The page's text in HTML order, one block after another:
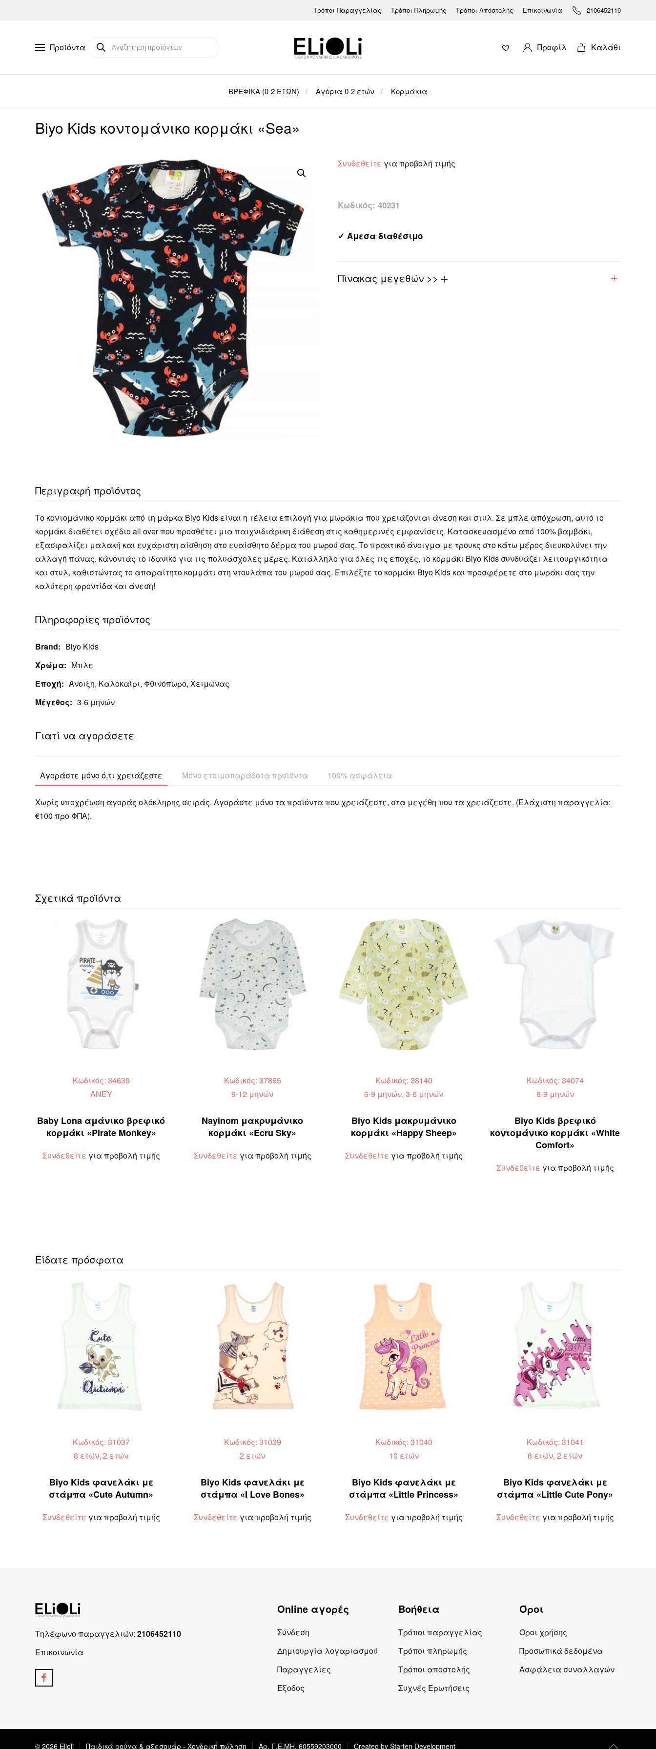
Τρόποι Παραγγελίας Τρόποι Πληρωμής Τρόποι Αποστολής Επικοινωνία 2106452110
Προϊόντα
Products
search Προφίλ Καλάθι
ΒΡΕΦΙΚΑ (0-2 ΕΤΩΝ) Αγόρια 0-2 ετών Κορμάκια
Biyo Kids κοντομάνικο κορμάκι «Sea»
Συνδεθείτε για προβολή τιμής
Κωδικός: 40231
✓ Άμεσα διαθέσιμο
Πίνακας μεγεθών >>
Περιγραφή προϊόντος
Το κοντομάνικο κορμάκι από τη μάρκα Biyo Kids είναι η τέλεια επιλογή για μωράκια που χρειάζονται άνεση και στυλ. Σε μπλε απόχρωση, αυτό το
κορμάκι διαθέτει σχέδιο all over που προσθέτει μια παιχνιδιάρικη διάθεση στις καθημερινές εμφανίσεις. Κατασκευασμένο από 100% βαμβάκι,
εξασφαλίζει μαλακή και ευχάριστη αίσθηση στο ευαίσθητο δέρμα του μωρού σας. Το πρακτικό άνοιγμα με τρουκς στο κάτω μέρος διευκολύνει την
αλλαγή πάνας, κάνοντάς το ιδανικό για τις πολυάσχολες μέρες. Κατάλληλο για όλες τις εποχές, το κορμάκι Biyo Kids συνδυάζει λειτουργικότητα
και στυλ, καθιστώντας το απαραίτητο κομμάτι στη ντουλάπα του μωρού σας. Επιλέξτε το κορμάκι Biyo Kids και προσφέρετε στο μωράκι σας την
καλύτερη φροντίδα και άνεση!
Πληροφορίες προϊόντος
Brand: Biyo Kids
Χρώμα: Μπλε
Εποχή: Άνοιξη, Καλοκαίρι, Φθινόπωρο, Χειμώνας
Μέγεθος: 3-6 μηνών
Γιατί να αγοράσετε
Αγοράστε μόνο ό,τι χρειάζεστε Μόνο ετοιμοπαράδοτα προϊόντα 100% ασφάλεια
Χωρίς υποχρέωση αγοράς ολόκληρης σειράς. Αγοράστε μόνο τα προϊόντα που χρειάζεστε, στα μεγέθη που τα χρειάζεστε. (Ελάχιστη παραγγελία:
€100 προ ΦΠΑ).
Σχετικά προϊόντα
Κωδικός: 34639
ΑΝΕΥ
Baby Lona αμάνικο βρεφικό
κορμάκι «Pirate Monkey»
Συνδεθείτε για προβολή τιμής
Κωδικός: 37865
9-12 μηνών
Nayinom μακρυμάνικο
κορμάκι «Ecru Sky»
Συνδεθείτε για προβολή τιμής
Κωδικός: 38140
6-9 μηνών, 3-6 μηνών
Biyo Kids μακρυμάνικο
κορμάκι «Happy Sheep»
Συνδεθείτε για προβολή τιμής
Κωδικός: 34074
6-9 μηνών
Biyo Kids βρεφικό
κοντομάνικο κορμάκι «White
Comfort»
Συνδεθείτε για προβολή τιμής
Είδατε πρόσφατα
Κωδικός: 31037
8 ετών, 2 ετών
Biyo Kids φανελάκι με
στάμπα «Cute Autumn»
Συνδεθείτε για προβολή τιμής
Κωδικός: 31039
2 ετών
Biyo Kids φανελάκι με
στάμπα «I Love Bones»
Συνδεθείτε για προβολή τιμής
Κωδικός: 31040
10 ετών
Biyo Kids φανελάκι με
στάμπα «Little Princess»
Συνδεθείτε για προβολή τιμής
Κωδικός: 31041
8 ετών, 2 ετών
Biyo Kids φανελάκι με
στάμπα «Little Cute Pony»
Συνδεθείτε για προβολή τιμής
Τηλέφωνο παραγγελιών: 2106452110
Επικοινωνία
Online αγορές
Σύνδεση
Δημιουργία λογαριασμού
Παραγγελίες
Έξοδος
Βοήθεια
Τρόποι παραγγελίας
Τρόποι πληρωμής
Τρόποι αποστολής
Συχνές Ερωτήσεις
Όροι
Όροι χρήσης
Προσωπικά δεδομένα
Ασφάλεια συναλλαγών
© 2026 Elioli Παιδικά ρούχα & αξεσουάρ - Χονδρική πώληση Αρ. Γ.Ε.ΜΗ. 60559203000 Created by Starten Development